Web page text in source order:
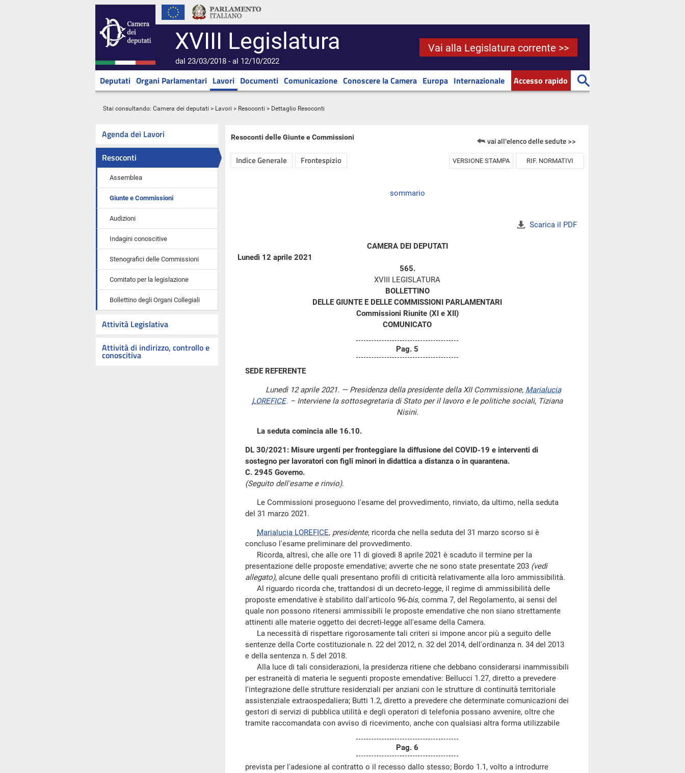
XVIII Legislatura
dal 23/03/2018 - al 12/10/2022
Vai alla Legislatura corrente >>
Deputati Organi Parlamentari Lavori Documenti Comunicazione Conoscere la Camera Europa Internazionale Accesso rapido
Stai consultando: Camera dei deputati > Lavori > Resoconti > Dettaglio Resoconti
Agenda dei Lavori
Resoconti
Assemblea
Giunte e Commissioni
Audizioni
Indagini conoscitive
Stenografici delle Commissioni
Comitato per la legislazione
Bollettino degli Organi Collegiali
Attività Legislativa
Attività di indirizzo, controllo e
conoscitiva
Resoconti delle Giunte e Commissioni vai all'elenco delle sedute >>
Indice Generale Frontespizio VERSIONE STAMPA RIF. NORMATIVI
sommario
Scarica il PDF
CAMERA DEI DEPUTATI
Lunedì 12 aprile 2021
565.
XVIII LEGISLATURA
BOLLETTINO
DELLE GIUNTE E DELLE COMMISSIONI PARLAMENTARI
Commissioni Riunite (XI e XII)
COMUNICATO
Pag. 5
SEDE REFERENTE
Lunedì 12 aprile 2021. — Presidenza della presidente della XII Commissione, Marialucia
LOREFICE. – Interviene la sottosegretaria di Stato per il lavoro e le politiche sociali, Tiziana
Nisini.
La seduta comincia alle 16.10.
DL 30/2021: Misure urgenti per fronteggiare la diffusione del COVID-19 e interventi di
sostegno per lavoratori con figli minori in didattica a distanza o in quarantena.
C. 2945 Governo.
(Seguito dell'esame e rinvio).
Le Commissioni proseguono l'esame del provvedimento, rinviato, da ultimo, nella seduta
del 31 marzo 2021.
Marialucia LOREFICE, presidente, ricorda che nella seduta del 31 marzo scorso si è
concluso l'esame preliminare del provvedimento.
Ricorda, altresì, che alle ore 11 di giovedì 8 aprile 2021 è scaduto il termine per la
presentazione delle proposte emendative; avverte che ne sono state presentate 203 (vedi
allegato), alcune delle quali presentano profili di criticità relativamente alla loro ammissibilità.
Al riguardo ricorda che, trattandosi di un decreto-legge, il regime di ammissibilità delle
proposte emendative è stabilito dall'articolo 96-bis, comma 7, del Regolamento, ai sensi del
quale non possono ritenersi ammissibili le proposte emendative che non siano strettamente
attinenti alle materie oggetto dei decreti-legge all'esame della Camera.
La necessità di rispettare rigorosamente tali criteri si impone ancor più a seguito delle
sentenze della Corte costituzionale n. 22 del 2012, n. 32 del 2014, dell'ordinanza n. 34 del 2013
e della sentenza n. 5 del 2018.
Alla luce di tali considerazioni, la presidenza ritiene che debbano considerarsi inammissibili
per estraneità di materia le seguenti proposte emendative: Bellucci 1.27, diretto a prevedere
l'integrazione delle strutture residenziali per anziani con le strutture di continuità territoriale
assistenziale extraospedaliera; Butti 1.2, diretto a prevedere che determinate comunicazioni dei
gestori di servizi di pubblica utilità e degli operatori di telefonia possano avvenire, oltre che
tramite raccomandata con avviso di ricevimento, anche con qualsiasi altra forma utilizzabile
Pag. 6
prevista per l'adesione al contratto o il recesso dallo stesso; Bordo 1.1, volto a introdurre